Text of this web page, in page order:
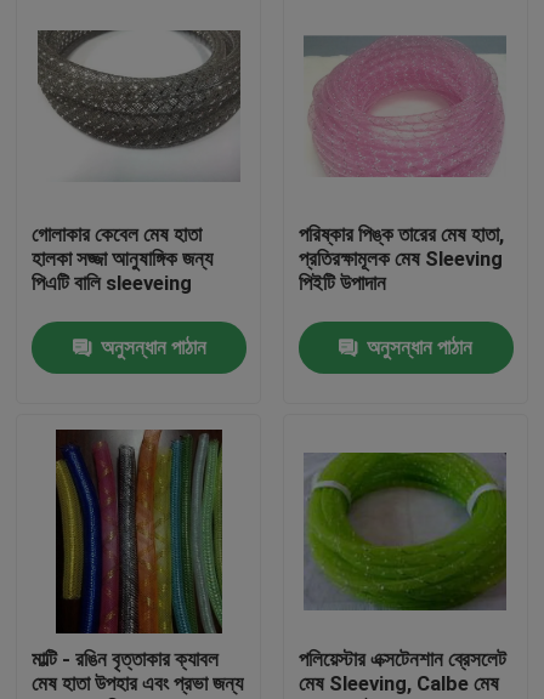
বাড়ি
পণ্য
আমাদের সম্পর্কে
কারখানা ভ্রমণ
গোলাকার কেবেল মেষ হাতা
হালকা সজ্জা আনুষাঙ্গিক জন্য
পিএটি বালি sleeveing
অনুসন্ধান পাঠান
পরিষ্কার পিঙ্ক তারের মেষ হাতা,
প্রতিরক্ষামূলক মেষ Sleeving
পিইটি উপাদান
অনুসন্ধান পাঠান
মাল্টি - রঙিন বৃত্তাকার ক্যাবল
মেষ হাতা উপহার এবং প্রভা জন্য
পলিয়েস্টার এক্সটেনশান ব্রেসলেট
মেষ Sleeving, Calbe মেষ